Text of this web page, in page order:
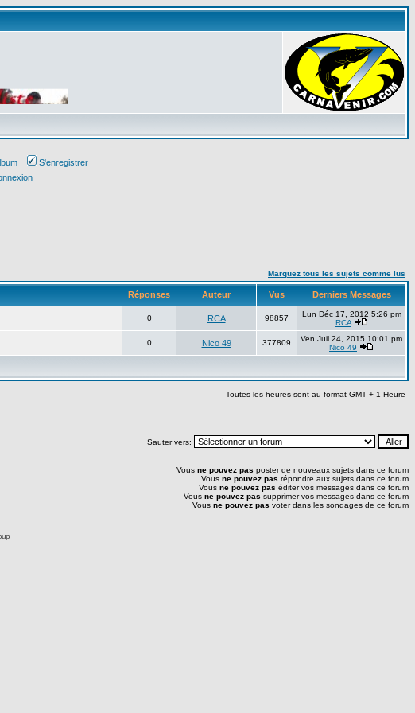
S'enregistrer
Marquez tous les sujets comme lus
Réponses Auteur Vus Derniers Messages
0 RCA 98857
Lun Déc 17, 2012 5:26 pm
RCA
0 Nico 49 377809
Ven Juil 24, 2015 10:01 pm
Nico 49
Toutes les heures sont au format GMT + 1 Heure
Sauter vers:
Vous ne pouvez pas poster de nouveaux sujets dans ce forum
Vous ne pouvez pas répondre aux sujets dans ce forum
Vous ne pouvez pas éditer vos messages dans ce forum
Vous ne pouvez pas supprimer vos messages dans ce forum
Vous ne pouvez pas voter dans les sondages de ce forum